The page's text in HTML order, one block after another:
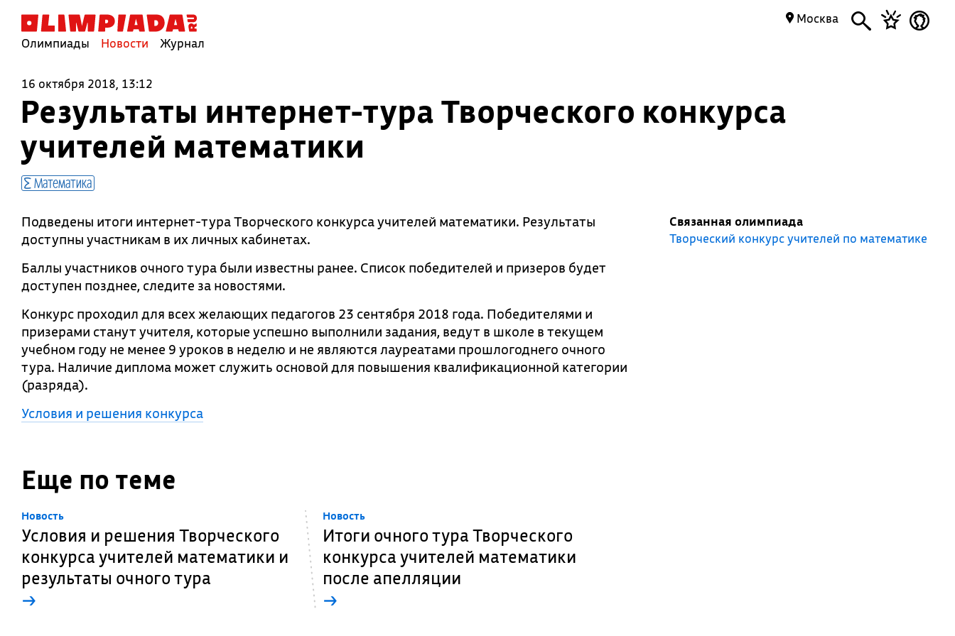
Олимпиады Новости Журнал
Москва
16 октября 2018, 13:12
Результаты интернет-тура Творческого конкурса
учителей математики
Математика
Подведены итоги интернет-тура Творческого конкурса учителей математики. Результаты
доступны участникам в их личных кабинетах.
Баллы участников очного тура были известны ранее. Список победителей и призеров будет
доступен позднее, следите за новостями.
Конкурс проходил для всех желающих педагогов 23 сентября 2018 года. Победителями и
призерами станут учителя, которые успешно выполнили задания, ведут в школе в текущем
учебном году не менее 9 уроков в неделю и не являются лауреатами прошлогоднего очного
тура. Наличие диплома может служить основой для повышения квалификационной категории
(разряда).
Условия и решения конкурса
Связанная олимпиада
Творческий конкурс учителей по математике
Еще по теме
Новость
Условия и решения Творческого
конкурса учителей математики и
результаты очного тура
→
Новость
Итоги очного тура Творческого
конкурса учителей математики
после апелляции
→